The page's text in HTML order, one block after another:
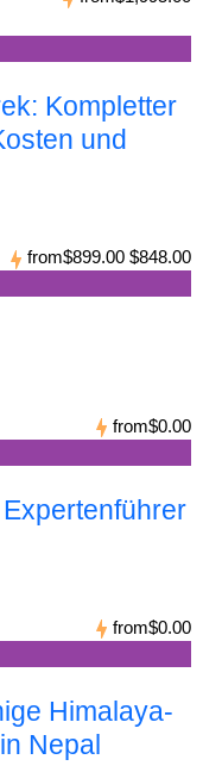
Kompletter
und
from$899.00 $848.00
from$0.00
from$0.00
Himalaya-
Nepal